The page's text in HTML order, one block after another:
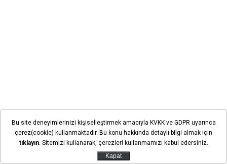
AK Parti Ereğli İlçe Başkanı İbrahim Erol'un iki gün
önce görevden alınmasının ardından teşkilatta yeni bir
süreç başladı.
Bugün ise ilçe yönetim kurulunda yer
alan üyelerin istifalarının alındığı öğrenildi.
Bu site deneyimlerinizi kişiselleştirmek amacıyla KVKK ve GDPR uyarınca
çerez(cookie) kullanmaktadır. Bu konu hakkında detaylı bilgi almak için
tıklayın. Sitemizi kullanarak, çerezleri kullanmamızı kabul edersiniz.
Kapat